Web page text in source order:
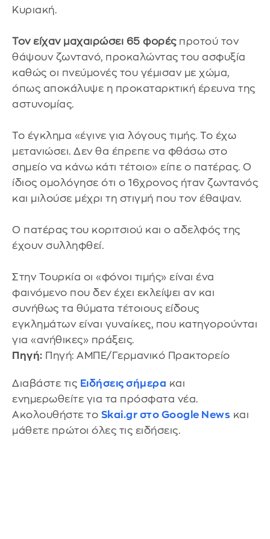
Κυριακή.
Τον είχαν μαχαιρώσει 65 φορέςπροτού τον
θάψουν ζωντανό, προκαλώντας του ασφυξία
καθώς οι πνεύμονές του γέμισαν με χώμα,
όπως αποκάλυψε η προκαταρκτική έρευνα της
αστυνομίας.
Το έγκλημα «έγινε για λόγους τιμής. Το έχω
μετανιώσει. Δεν θα έπρεπε να φθάσω στο
σημείο να κάνω κάτι τέτοιο» είπε ο πατέρας. Ο
ίδιος ομολόγησε ότι ο 16χρονος ήταν ζωντανός
και μιλούσε μέχρι τη στιγμή που τον έθαψαν.
Ο πατέρας του κοριτσιού και ο αδελφός της
έχουν συλληφθεί.
Στην Τουρκία οι «φόνοι τιμής» είναι ένα
φαινόμενο που δεν έχει εκλείψει αν και
συνήθως τα θύματα τέτοιους είδους
εγκλημάτων είναι γυναίκες, που κατηγορούνται
για «ανήθικες» πράξεις.
Πηγή: Πηγή: ΑΜΠΕ/Γερμανικό Πρακτορείο
Διαβάστε τις Ειδήσεις σήμερα και
ενημερωθείτε για τα πρόσφατα νέα.
Ακολουθήστε το Skai.gr στο Google News και
μάθετε πρώτοι όλες τις ειδήσεις.